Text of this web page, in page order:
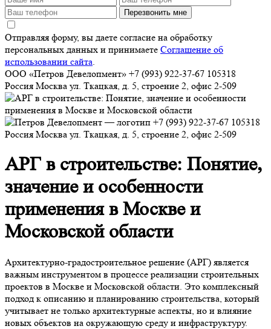
Перезвонить мне
Отправляя форму, вы даете согласие на обработку
персональных данных и принимаете Соглашение об
использовании сайта.
ООО «Петров Девелопмент» +7 (993) 922-37-67 105318
Россия Москва ул. Ткацкая, д. 5, строение 2, офис 2-509
+7 (993) 922-37-67 105318
Россия Москва ул. Ткацкая, д. 5, строение 2, офис 2-509
АРГ в строительстве: Понятие,
значение и особенности
применения в Москве и
Московской области
Архитектурно-градостроительное решение (АРГ) является
важным инструментом в процессе реализации строительных
проектов в Москве и Московской области. Это комплексный
подход к описанию и планированию строительства, который
учитывает не только архитектурные аспекты, но и влияние
новых объектов на окружающую среду и инфраструктуру.